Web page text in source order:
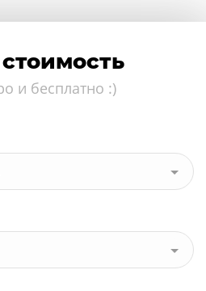
и бесплатно :)